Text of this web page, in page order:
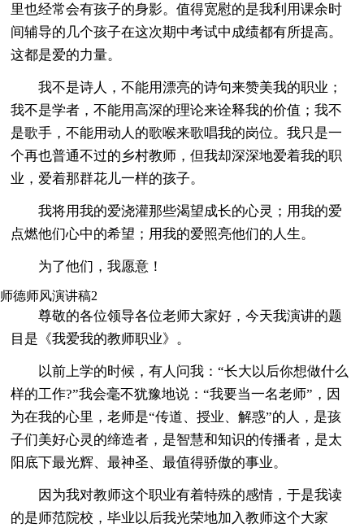
里也经常会有孩子的身影。值得宽慰的是我利用课余时
间辅导的几个孩子在这次期中考试中成绩都有所提高。
这都是爱的力量。
我不是诗人，不能用漂亮的诗句来赞美我的职业；
我不是学者，不能用高深的理论来诠释我的价值；我不
是歌手，不能用动人的歌喉来歌唱我的岗位。我只是一
个再也普通不过的乡村教师，但我却深深地爱着我的职
业，爱着那群花儿一样的孩子。
我将用我的爱浇灌那些渴望成长的心灵；用我的爱
点燃他们心中的希望；用我的爱照亮他们的人生。
为了他们，我愿意！
师德师风演讲稿2
尊敬的各位领导各位老师大家好，今天我演讲的题
目是《我爱我的教师职业》。
以前上学的时候，有人问我：“长大以后你想做什么
样的工作?”我会毫不犹豫地说：“我要当一名老师”，因
为在我的心里，老师是“传道、授业、解惑”的人，是孩
子们美好心灵的缔造者，是智慧和知识的传播者，是太
阳底下最光辉、最神圣、最值得骄傲的事业。
因为我对教师这个职业有着特殊的感情，于是我读
的是师范院校，毕业以后我光荣地加入教师这个大家